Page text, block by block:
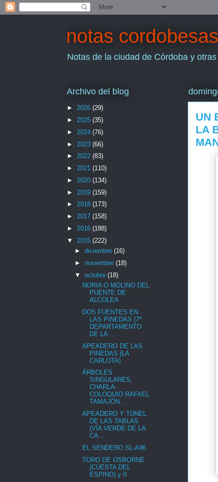
notas cordobesas
Notas de la ciudad de Córdoba y
UN
LA
Archivo del blog
► 2026 (29)
► 2025 (35)
► 2024 (76)
► 2023 (66)
► 2022 (83)
► 2021 (110)
► 2020 (134)
► 2019 (159)
► 2018 (173)
► 2017 (158)
► 2016 (188)
▼ 2015 (222)
► diciembre (16)
► noviembre (18)
▼ octubre (18)
NORIA O MOLINO DEL
PUENTE DE
ALCOLEA
DOS FUENTES EN
LAS PINEDAS (7º
DEPARTAMENTO
DE LA ...
APEADERO DE LAS
PINEDAS (LA
CARLOTA)
ÁRBOLES
SINGULARES,
CHARLA-
COLOQUIO RAFAEL
TAMAJÓN...
APEADERO Y TÚNEL
DE LAS TABLAS
(VÍA VERDE DE LA
CA...
EL SENDERO SL-A96
TORO DE OSBORNE
(CUESTA DEL
ESPINO) y II